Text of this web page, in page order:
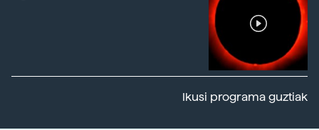
Ikusi programa guztiak